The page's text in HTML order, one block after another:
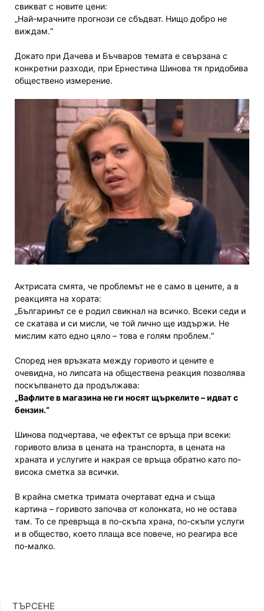
свикват с новите цени:
„Най-мрачните прогнози се сбъдват. Нищо добро не
виждам.“
Докато при Дачева и Бъчваров темата е свързана с
конкретни разходи, при Ернестина Шинова тя придобива
обществено измерение.
Актрисата смята, че проблемът не е само в цените, а в
реакцията на хората:
„Българинът се е родил свикнал на всичко. Всеки седи и
се скатава и си мисли, че той лично ще издържи. Не
мислим като едно цяло – това е голям проблем.“
Според нея връзката между горивото и цените е
очевидна, но липсата на обществена реакция позволява
поскъпването да продължава:
„Вафлите в магазина не ги носят щъркелите – идват с
бензин.“
Шинова подчертава, че ефектът се връща при всеки:
горивото влиза в цената на транспорта, в цената на
храната и услугите и накрая се връща обратно като по-
висока сметка за всички.
В крайна сметка тримата очертават една и съща
картина – горивото започва от колонката, но не остава
там. То се превръща в по-скъпа храна, по-скъпи услуги
и в общество, което плаща все повече, но реагира все
по-малко.
ТЪРСЕНЕ